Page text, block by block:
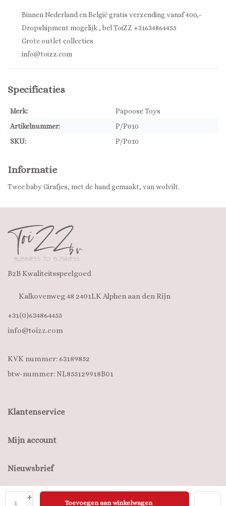
+
Toevoegen aan winkelwagen
Binnen Nederland en België gratis verzending vanaf 400,-
Dropshipment mogelijk , bel ToiZZ +31634864455
Grote outlet collecties
info@toizz.com
Specificaties
Merk:
Papoose Toys
Artikelnummer:
P/P010
SKU:
P/P010
Informatie
Twee baby Girafjes, met de hand gemaakt, van wolvilt.
B2B Kwaliteitsspeelgoed
Kalkovenweg 48 2401LK Alphen aan den Rijn
+31(0)634864455
info@toizz.com
KVK nummer: 63189852
btw-nummer: NL855129918B01
Klantenservice
Mijn account
Nieuwsbrief